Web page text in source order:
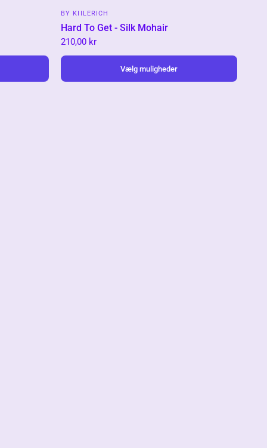
BY KIILERICH
Hard To Get - Silk Mohair
210,00 kr
Vælg muligheder